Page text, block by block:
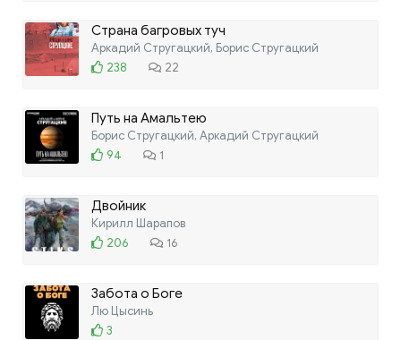
Страна багровых туч
Аркадий Стругацкий, Борис Стругацкий
238
22
Путь на Амальтею
Борис Стругацкий, Аркадий Стругацкий
94
1
Двойник
Кирилл Шарапов
206
16
Забота о Боге
Лю Цысинь
3